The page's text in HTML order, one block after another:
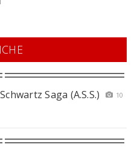
Saga (A.S.S.)
10